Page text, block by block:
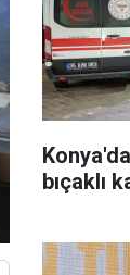
bıçaklı